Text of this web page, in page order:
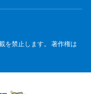
を禁止します。 著作権は